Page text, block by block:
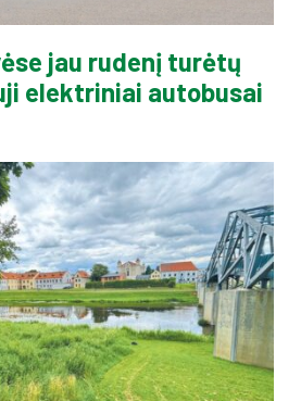
jau rudenį turėtų
elektriniai autobusai